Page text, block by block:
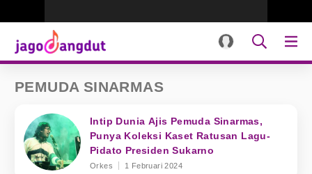
PEMUDA SINARMAS
Intip Dunia Ajis Pemuda Sinarmas,
Punya Koleksi Kaset Ratusan Lagu-
Pidato Presiden Sukarno
Orkes 1 Februari 2024